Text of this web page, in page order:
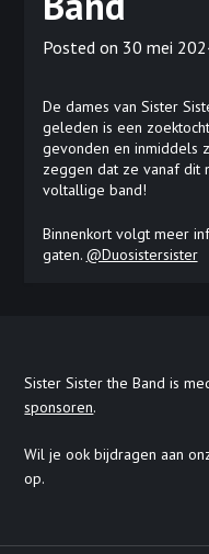
Posted on 30 mei
De dames van Sister
geleden is een
gevonden en inmiddels
zeggen dat ze vanaf dit
voltallige band!
Binnenkort volgt meer
gaten. @Duosistersister
Sister Sister the Band is
sponsoren.
Wil je ook bijdragen aan
op.